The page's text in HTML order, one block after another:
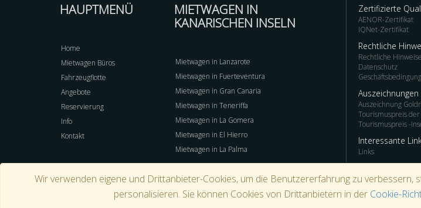
HAUPTMENÜ
Home
Mietwagen Büros
Fahrzeugflotte
Angebote
Reservierung
Info
Kontakt
MIETWAGEN IN
KANARISCHEN INSELN
Mietwagen in Lanzarote
Mietwagen in Fuerteventura
Mietwagen in Gran Canaria
Mietwagen in Teneriffa
Mietwagen in La Gomera
Mietwagen in El Hierro
Mietwagen in La Palma
Zertifizierte
AENOR-Zertifikat
IQNet-Zertifikat
Rechtliche
Rechtliche Hinweise
Datenschutz
Auszeichnungen
Auszeichnung
Tourismuspreis
Tourismuspreis -
Interessante
Links
Wir verwenden eigene und Drittanbieter-Cookies, um die Benutzererfahrung zu
personalisieren. Sie können Cookies von Drittanbietern in der Cookie-